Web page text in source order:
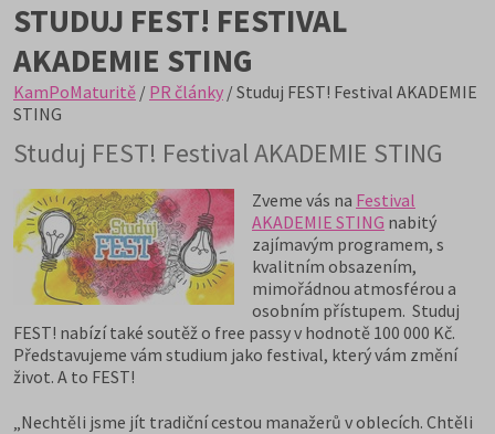
STUDUJ FEST! FESTIVAL
AKADEMIE STING
KamPoMaturitě / PR články / Studuj FEST! Festival AKADEMIE
STING
Studuj FEST! Festival AKADEMIE STING
Zveme vás na Festival
AKADEMIE STING nabitý
zajímavým programem, s
kvalitním obsazením,
mimořádnou atmosférou a
osobním přístupem. Studuj
FEST! nabízí také soutěž o free passy v hodnotě 100 000 Kč.
Představujeme vám studium jako festival, který vám změní
život. A to FEST!
„Nechtěli jsme jít tradiční cestou manažerů v oblecích. Chtěli